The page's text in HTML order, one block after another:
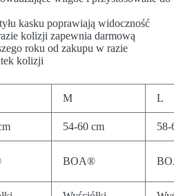
kasku poprawiają widoczność
kolizji zapewnia darmową
roku od zakupu w razie
kolizji
M L
54-60 cm 58-
BOA®